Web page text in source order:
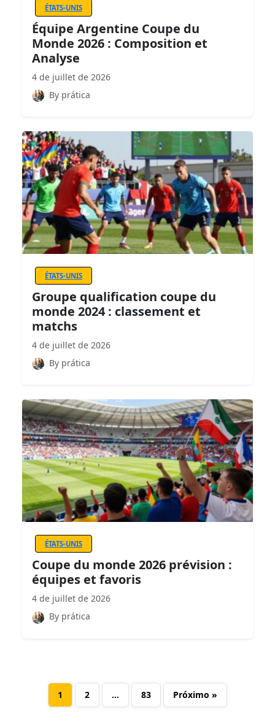
ÉTATS-UNIS
Équipe Argentine Coupe du
Monde 2026 : Composition et
Analyse
4 de juillet de 2026
By prática
ÉTATS-UNIS
Groupe qualification coupe du
monde 2024 : classement et
matchs
4 de juillet de 2026
By prática
ÉTATS-UNIS
Coupe du monde 2026 prévision :
équipes et favoris
4 de juillet de 2026
By prática
1 2 … 83 Próximo »